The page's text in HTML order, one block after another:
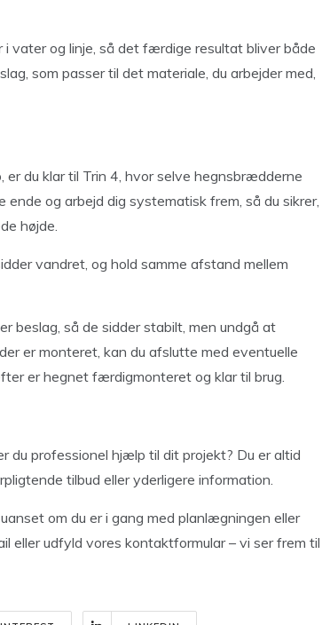
vater og linje, så det færdige resultat bliver både
som passer til det materiale, du arbejder med,
du klar til Trin 4, hvor selve hegnsbrædderne
og arbejd dig systematisk frem, så du sikrer,
højde.
vandret, og hold samme afstand mellem
beslag, så de sidder stabilt, men undgå at
er monteret, kan du afslutte med eventuelle
er hegnet færdigmonteret og klar til brug.
du professionel hjælp til dit projekt? Du er altid
tilbud eller yderligere information.
om du er i gang med planlægningen eller
eller udfyld vores kontaktformular – vi ser frem til